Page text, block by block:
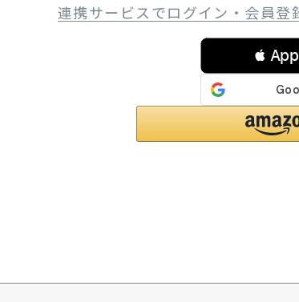
連携サービスでログイン・会員登
